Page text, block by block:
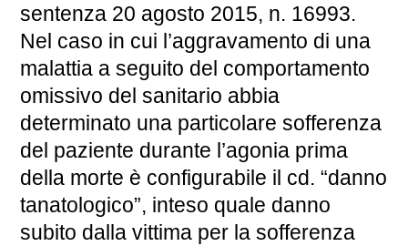
sentenza 20 agosto 2015, n. 16993.
Nel caso in cui l’aggravamento di una
malattia a seguito del comportamento
omissivo del sanitario abbia
determinato una particolare sofferenza
del paziente durante l’agonia prima
della morte è configurabile il cd. “danno
tanatologico”, inteso quale danno
subito dalla vittima per la sofferenza